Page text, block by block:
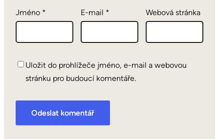
Jméno * E-mail * Webová stránka
Uložit do prohlížeče jméno, e-mail a webovou
stránku pro budoucí komentáře.